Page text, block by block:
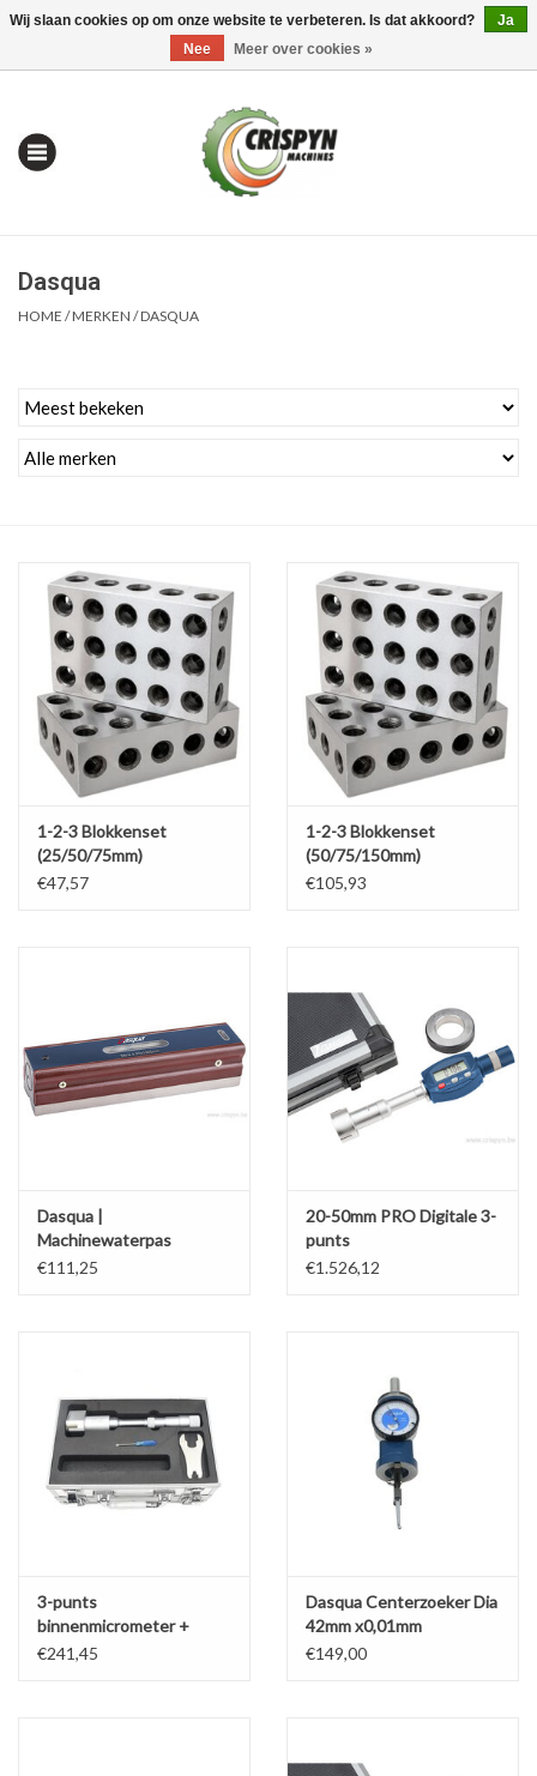
0 Artikelen - €0,00 Mijn account / Registreren
| Alles om te Meten |
Alles om te Frezen |
Alles om te Draaien |
Alles om te Zagen |
Alles om te Lassen |
Schroefdraad snijden |
Varia |
Cadeaubonnen &
Oliën & Smeermiddelen |
TIPS & KENNIS
Dasqua
HOME /MERKEN /DASQUA
1-2-3 Blokkenset
(25/50/75mm)
€47,57
1-2-3 Blokkenset
(50/75/150mm)
€105,93
Dasqua |
Machinewaterpas
€111,25
20-50mm PRO Digitale 3-
punts
binnenmicrometerset
€1.526,12
3-punts
binnenmicrometer +
Kalibreerring
€241,45
Dasqua Centerzoeker Dia
42mm x0,01mm
€149,00
Wij slaan cookies op om onze website te verbeteren. Is dat akkoord?
Ja
Nee
Meer over cookies »